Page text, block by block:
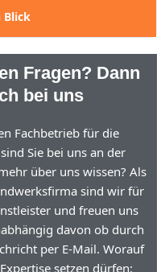
Blick
Fragen? Dann
bei uns
Fachbetrieb für die
Sie bei uns an der
über uns wissen? Als
sind wir für
und freuen uns
davon ob durch
per E-Mail. Worauf
setzen dürfen: